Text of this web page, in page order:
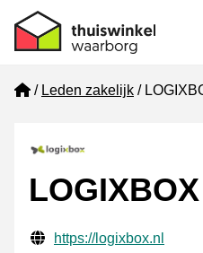
Home
Leden zakelijk
LOGIXBOX
Gecontroleerde
Website URL
https://logixbox.nl